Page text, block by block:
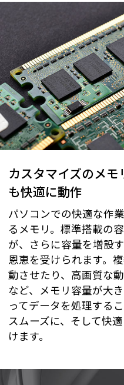
カスタマイズのメモ
も快適に動作
パソコンでの快適な作
るメモリ。標準搭載の
が、さらに容量を増設
恩恵を受けられます。
動させたり、高画質な
など、メモリ容量が大
ってデータを処理する
スムーズに、そして快
けます。